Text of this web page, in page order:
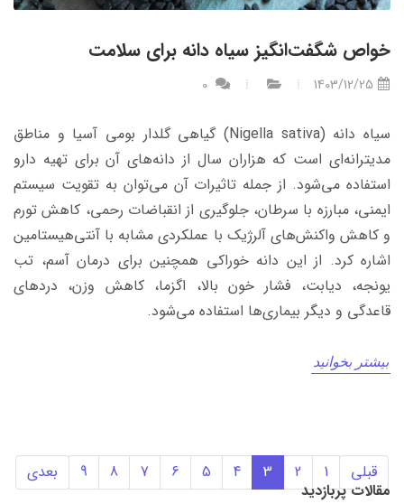
خواص شگفت‌انگیز سیاه دانه برای سلامت
1403/12/25
سیاه دانه (Nigella sativa) گیاهی گلدار بومی آسیا و مناطق
مدیترانه‌ای است که هزاران سال از دانه‌های آن برای تهیه دارو
استفاده می‌شود. از جمله تاثیرات آن می‌توان به تقویت سیستم
ایمنی، مبارزه با سرطان، جلوگیری از انقباضات رحمی، کاهش تورم
و کاهش واکنش‌های آلرژیک با عملکردی مشابه با آنتی‌هیستامین
اشاره کرد. از این دانه خوراکی همچنین برای درمان آسم، تب
یونجه، دیابت، فشار خون بالا، اگزما، کاهش وزن، دردهای
قاعدگی و دیگر بیماری‌ها استفاده می‌شود.
بیشتر بخوانید
قبلی 1
2
3
4
5
6
7
8
9
بعدی
مقالات پربازدید